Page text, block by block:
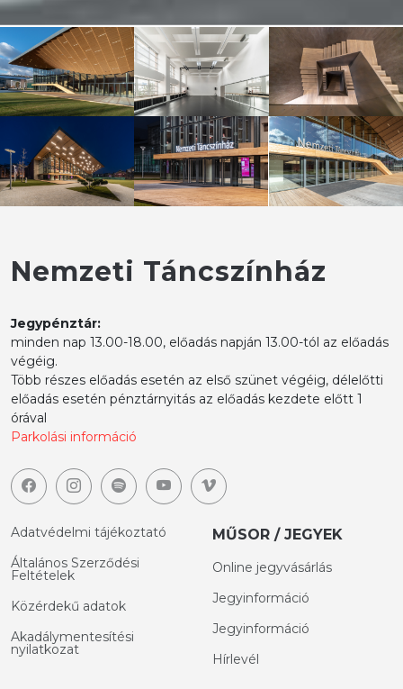
Nemzeti Táncszínház
Jegypénztár:
minden nap 13.00-18.00, előadás napján 13.00-tól az előadás
végéig.
Több részes előadás esetén az első szünet végéig, délelőtti
előadás esetén pénztárnyitás az előadás kezdete előtt 1
órával
Parkolási információ
Adatvédelmi tájékoztató
Általános Szerződési
Feltételek
Közérdekű adatok
Akadálymentesítési
nyilatkozat
MŰSOR / JEGYEK
Online jegyvásárlás
Jegyinformáció
Jegyinformáció
Hírlevél